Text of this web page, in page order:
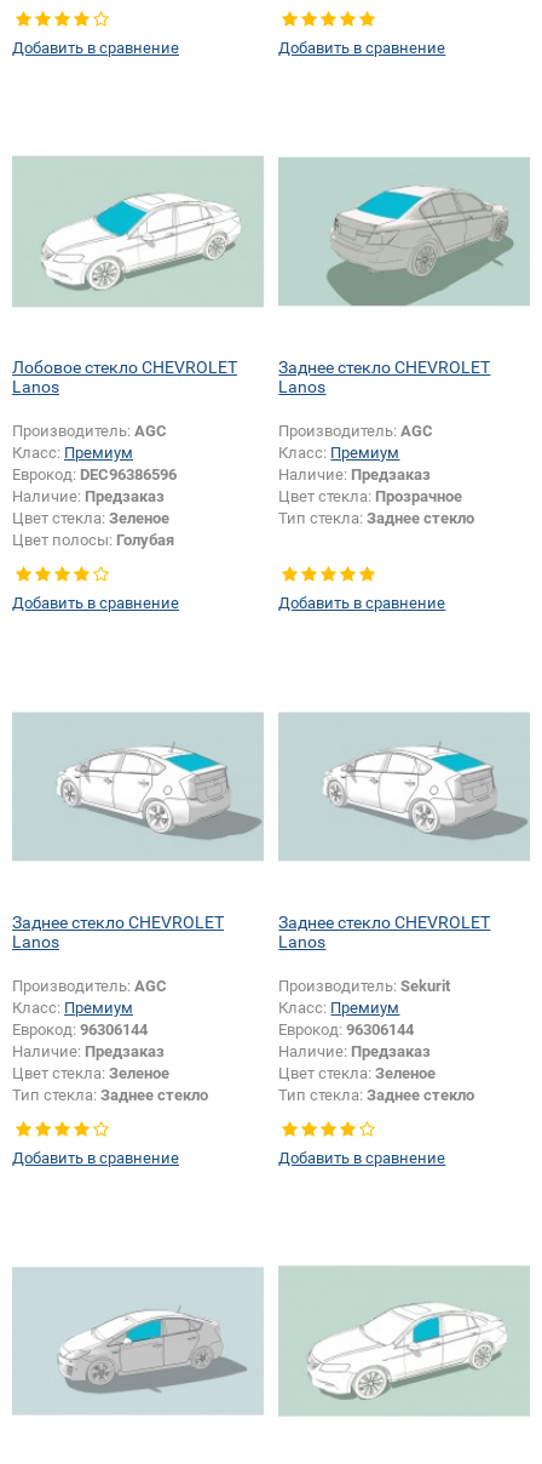
Добавить в сравнение
крепления зеркала:
Добавить в сравнение
Лобовое стекло CHEVROLET
Lanos
Производитель: AGC
Класс: Премиум
Еврокод: DEC96386596
Наличие: Предзаказ
Цвет стекла: Зеленое
Цвет полосы: Голубая
Добавить в сравнение
Заднее стекло CHEVROLET
Lanos
Производитель:AGC
Класс: Премиум
Наличие: Предзаказ
Цвет стекла: Прозрачное
Тип стекла:Заднее стекло
Добавить в сравнение
Заднее стекло CHEVROLET
Lanos
Производитель: AGC
Класс: Премиум
Еврокод: 96306144
Наличие: Предзаказ
Цвет стекла: Зеленое
Тип стекла: Заднее стекло
Добавить в сравнение
Заднее стекло CHEVROLET
Lanos
Производитель:Sekurit
Класс: Премиум
Еврокод:96306144
Наличие: Предзаказ
Цвет стекла:Зеленое
Тип стекла:Заднее стекло
Добавить в сравнение